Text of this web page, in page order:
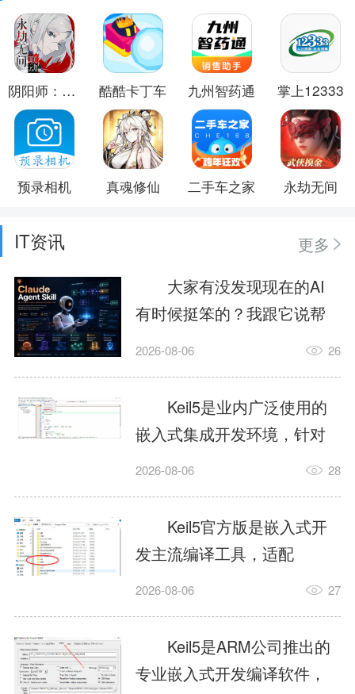
阴阳师：百闻牌 酷酷卡丁车 九州智药通 掌上12333
预录相机 真魂修仙 二手车之家 永劫无间
IT资讯
更多
大家有没发现现在的AI
有时候挺笨的？我跟它说帮
我订个明天早上的闹钟，它
这样？因为AI，就是个只会
耍嘴皮子的书呆子。它脑子
里有海量知识，但没有真正
激发出来实力。而
AgentSkill，就是给AI大脑装
上的一双机械手，它真的能
解决很多问题。1什么是
AgentSkillSkill指...
2026-08-06 26
Keil5是业内广泛使用的
嵌入式集成开发环境，针对
ARM、51内核单片机提供编
力，代码编译稳定，调试工
具成熟，大量开源项目基于
该平台开发。新项目需要单
独下载对应芯片支持包，新
手配置难度较高，正版商业
授权费用不菲，未授权版本
存在程序容量限制，适合硬
2026-08-06 28
Keil5官方版是嵌入式开
发主流编译工具，适配
STM32、51单片机等多款芯
在线调试、代码仿真，兼容
众多厂商芯片安装包。软件
需要手动添加器件库，初次
2026-08-06 27
Keil5是ARM公司推出的
专业嵌入式开发编译软件，